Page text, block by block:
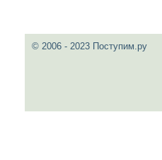
© 2006 - 2023 Поступим.ру